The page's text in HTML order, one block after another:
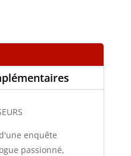
enquête
passionné,